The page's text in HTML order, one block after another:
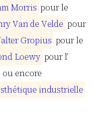
mMorris pour le
ryVande Velde pour
alter Gropius pour le
nd Loewy pour l’
ou encore
sthétique industrielle